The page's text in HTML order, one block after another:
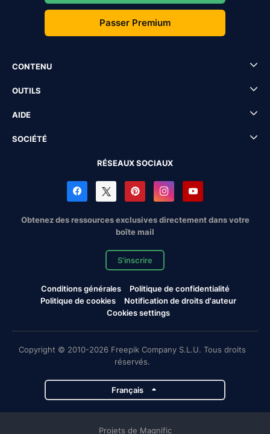
Passer Premium
CONTENU
OUTILS
AIDE
SOCIÉTÉ
RÉSEAUX SOCIAUX
Obtenez des ressources exclusives directement dans votre
boîte mail
S'inscrire
Conditions générales
Politique de confidentialité
Politique de cookies
Notification de droits d'auteur
Cookies settings
Copyright © 2010-2026 Freepik Company S.L.U. Tous droits
réservés.
Français
Projets de Magnific